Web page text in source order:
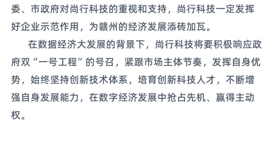
委、市政府对尚行科技的重视和支持，尚行科技一定发挥
好企业示范作用，为赣州的经济发展添砖加瓦。
在数据经济大发展的背景下，尚行科技将要积极响应政
府双“一号工程”的号召，紧跟市场主体节奏，发挥自身优
势，始终坚持创新技术体系，培育创新科技人才，不断增
强自身发展能力，在数字经济发展中抢占先机、赢得主动
权。